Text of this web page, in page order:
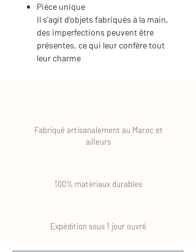
Pièce unique
Il s'agit d'objets fabriqués à la main,
des imperfections peuvent être
présentes, ce qui leur confère tout
leur charme
Fabriqué artisanalement au Maroc et
ailleurs
100% matériaux durables
Expédition sous 1 jour ouvré